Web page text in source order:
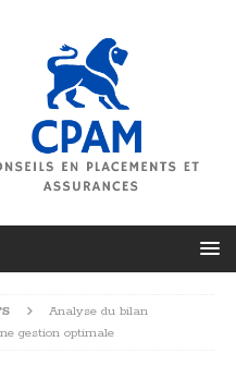
Analyse du bilan
gestion optimale